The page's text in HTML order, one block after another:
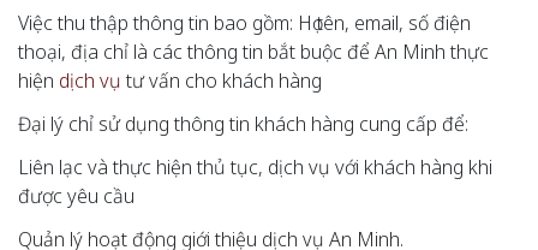
Việc thu thập thông tin bao gồm: Họ tên, email, số điện
thoại, địa chỉ là các thông tin bắt buộc để An Minh thực
hiện dịch vụtư vấn cho khách hàng
Đại lý chỉ sử dụng thông tin khách hàng cung cấp để:
Liên lạc và thực hiện thủ tục, dịch vụ với khách hàng khi
được yêu cầu
Quản lý hoạt động giới thiệu dịch vụ An Minh.